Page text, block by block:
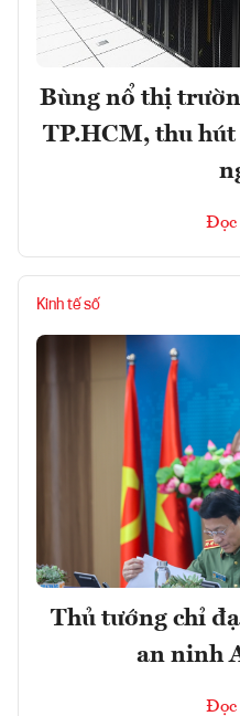
Bùng nổ thị
TP.HCM, thu hút
Đọc
Kinh tế số
Thủ tướng chỉ
an ninh
Đọc